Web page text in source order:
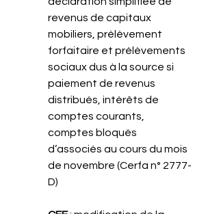
revenus de capitaux
mobiliers, prélèvement
forfaitaire et prélèvements
sociaux dus à la source si
paiement de revenus
distribués, intérêts de
comptes courants,
comptes bloqués
d’associés au cours du mois
de novembre (Cerfa n° 2777-
D)